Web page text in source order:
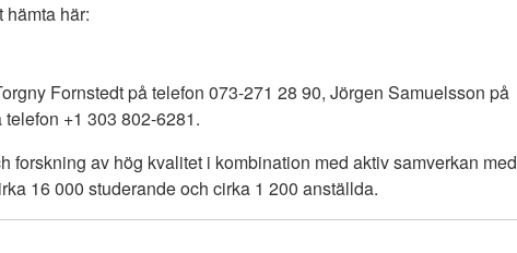
här:
Fornstedt på telefon 073-271 28 90, Jörgen Samuelsson på
+1 303 802-6281.
forskning av hög kvalitet i kombination med aktiv samverkan med
16 000 studerande och cirka 1 200 anställda.